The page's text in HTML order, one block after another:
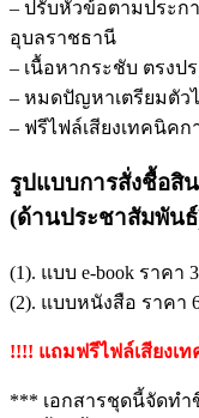
– ปรับหัวข้อตามประก
อุบลราชธานี
– เนื้อหากระชับ ตรงป
– หมดปัญหาเตรียมตัว
– ฟรีไฟล์เสียงเทคนิค
รูปแบบการสั่งชื้อสิ
(ด้านประชาสัมพัน
(1). แบบ e-book ราคา
(2). แบบหนังสือ ราคา
!!!! แถมฟรีไฟล์เสียง
*** เอกสารชุดนี้จัดทำ